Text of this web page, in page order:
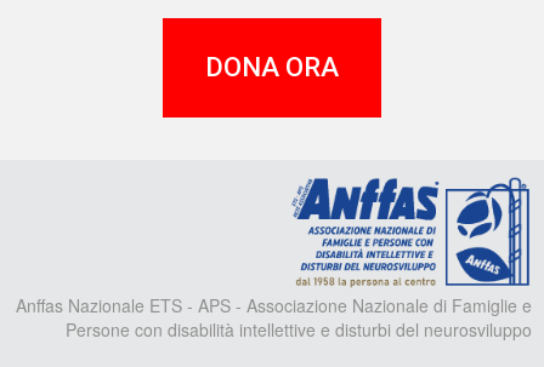
DONA ORA
Anffas Nazionale ETS - APS - Associazione Nazionale di Famiglie e
Persone con disabilità intellettive e disturbi del neurosviluppo